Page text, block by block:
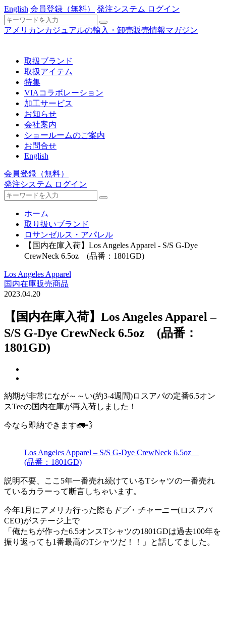
English 会員登録 （無料） 発注システム ログイン
アメリカンカジュアルの輸入・卸売販売情報マガジン
取扱ブランド
取扱アイテム
特集
VIAコラボレーション
加工サービス
お知らせ
会社案内
ショールームのご案内
お問合せ
English
会員登録 （無料）
発注システム ログイン
ホーム
取り扱いブランド
ロサンゼルス・アパレル
【国内在庫入荷】Los Angeles Apparel - S/S G-Dye
CrewNeck 6.5oz (品番：1801GD)
Los Angeles Apparel
国内在庫販売商品
2023.04.20
【国内在庫入荷】Los Angeles Apparel –
S/S G-Dye CrewNeck 6.5oz (品番：
1801GD)
納期が非常になが～～い(約3-4週間)ロスアパの定番6.5オン
スTeeの国内在庫が再入荷しました！
今なら即納できます🚛💨
Los Angeles Apparel – S/S G-Dye CrewNeck 6.5oz
(品番：1801GD)
説明不要、ここ5年一番売れ続けているTシャツの一番売れ
ているカラーって断言しちゃいます。
今年1月にアメリカ行った際も ドブ・ チャーニー(ロスアパ
CEO)がステージ上で
「俺たちが作った6.5オンスTシャツの1801GDは過去100年を
振り返っても1番最高のTシャツだ！！」と話してました。